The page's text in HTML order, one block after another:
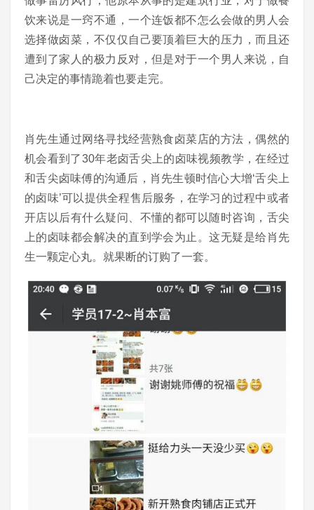
饮来说是一窍不通，一个连饭都不怎么会做的男人会
选择做卤菜，不仅仅自己要顶着巨大的压力，而且还
遭到了家人的极力反对，但是对于一个男人来说，自
己决定的事情跪着也要走完。
肖先生通过网络寻找经营熟食卤菜店的方法，偶然的
机会看到了30年老卤舌尖上的卤味视频教学，在经过
和舌尖卤味傅的沟通后，肖先生顿时信心大增‘舌尖上
的卤味’可以提供全程售后服务，在学习的过程中或者
开店以后有什么疑问、不懂的都可以随时咨询，舌尖
上的卤味都会解决的直到学会为止。这无疑是给肖先
生一颗定心丸。就果断的订购了一套。